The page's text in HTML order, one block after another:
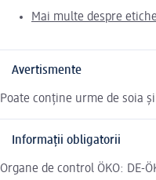
Mai multe despre
Avertismente
Poate conține urme de soia
Informații obligatorii
Organe de control ÖKO: DE-